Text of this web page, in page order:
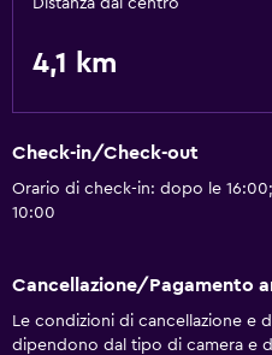
Distanza dal centro
4,1 km
Check-in/Check-out
Orario di check-in: dopo le
10:00
Cancellazione/Pagamento
Le condizioni di cancellazione e
dipendono dal tipo di camera e